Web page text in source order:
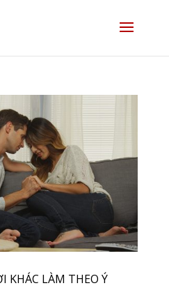
KHÁC LÀM THEO Ý